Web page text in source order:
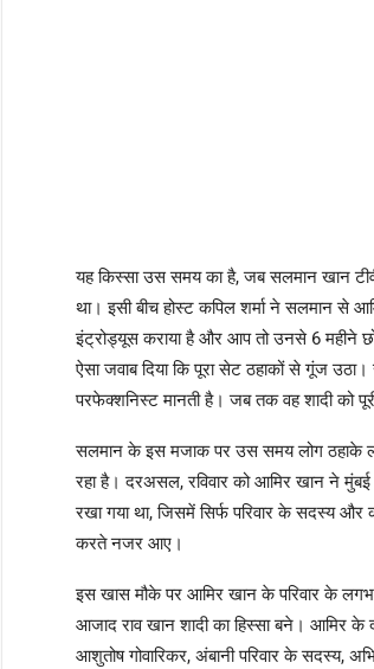
यह किस्सा उस समय का है, जब सलमान खान
था। इसी बीच होस्ट कपिल शर्मा ने सलमान से
इंट्रोड्यूस कराया है और आप तो उनसे 6 महीने
ऐसा जवाब दिया कि पूरा सेट ठहाकों से गूंज
परफेक्शनिस्ट मानती है। जब तक वह शादी को
सलमान के इस मजाक पर उस समय लोग ठहाके
रहा है। दरअसल, रविवार को आमिर खान ने मुंबई
रखा गया था, जिसमें सिर्फ परिवार के सदस्य और
करते नजर आए।
इस खास मौके पर आमिर खान के परिवार के
आजाद राव खान शादी का हिस्सा बने। आमिर
आशुतोष गोवारिकर, अंबानी परिवार के सदस्य,